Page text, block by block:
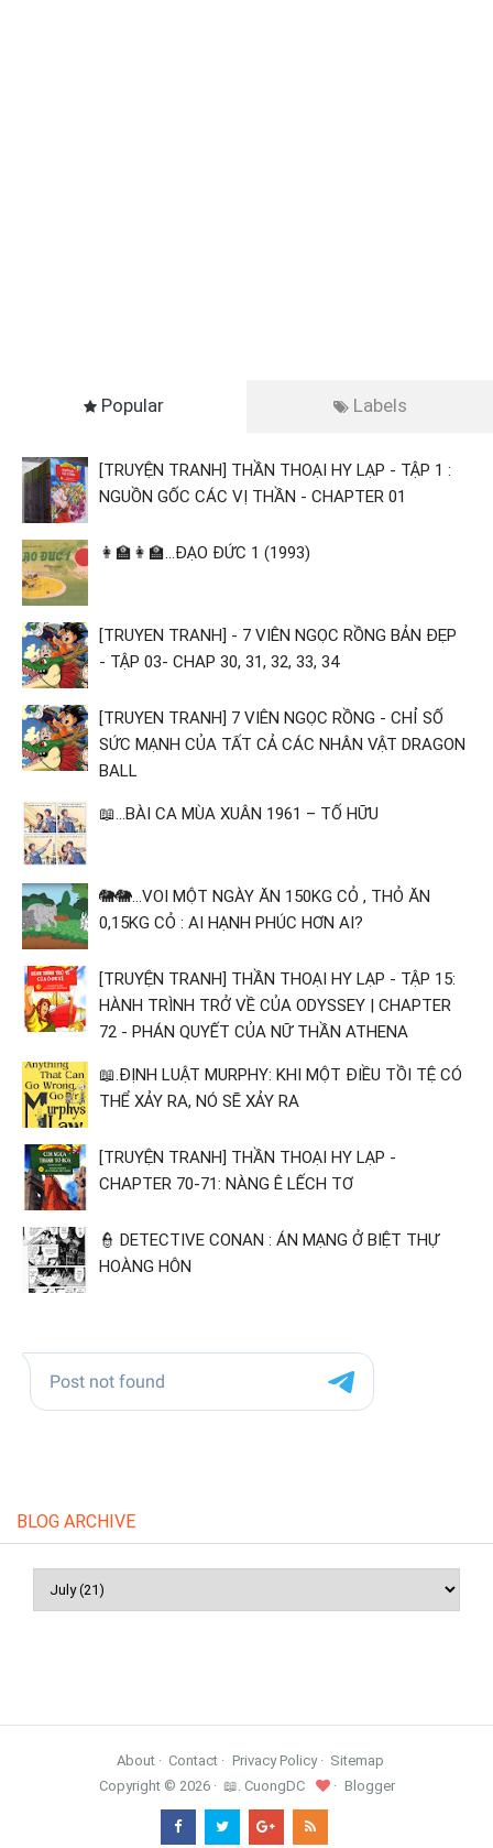
Popular Labels
[TRUYỆN TRANH] THẦN THOẠI HY LẠP - TẬP 1 :
NGUỒN GỐC CÁC VỊ THẦN - CHAPTER 01
👩‍🏫👩‍🏫...ĐẠO ĐỨC 1 (1993)
[TRUYEN TRANH] - 7 VIÊN NGỌC RỒNG BẢN ĐẸP
- TẬP 03- CHAP 30, 31, 32, 33, 34
[TRUYEN TRANH] 7 VIÊN NGỌC RỒNG - CHỈ SỐ
SỨC MẠNH CỦA TẤT CẢ CÁC NHÂN VẬT DRAGON
BALL
📖...BÀI CA MÙA XUÂN 1961 – TỐ HỮU
🐘🐘...VOI MỘT NGÀY ĂN 150KG CỎ , THỎ ĂN
0,15KG CỎ : AI HẠNH PHÚC HƠN AI?
[TRUYỆN TRANH] THẦN THOẠI HY LẠP - TẬP 15:
HÀNH TRÌNH TRỞ VỀ CỦA ODYSSEY | CHAPTER
72 - PHÁN QUYẾT CỦA NỮ THẦN ATHENA
📖.ĐỊNH LUẬT MURPHY: KHI MỘT ĐIỀU TỒI TỆ CÓ
THỂ XẢY RA, NÓ SẼ XẢY RA
[TRUYỆN TRANH] THẦN THOẠI HY LẠP -
CHAPTER 70-71: NÀNG Ê LẾCH TƠ
👮 DETECTIVE CONAN : ÁN MẠNG Ở BIỆT THỰ
HOÀNG HÔN
BLOG ARCHIVE
About Contact Privacy Policy
Sitemap
Copyright © 2026 📖. CuongDC Blogger